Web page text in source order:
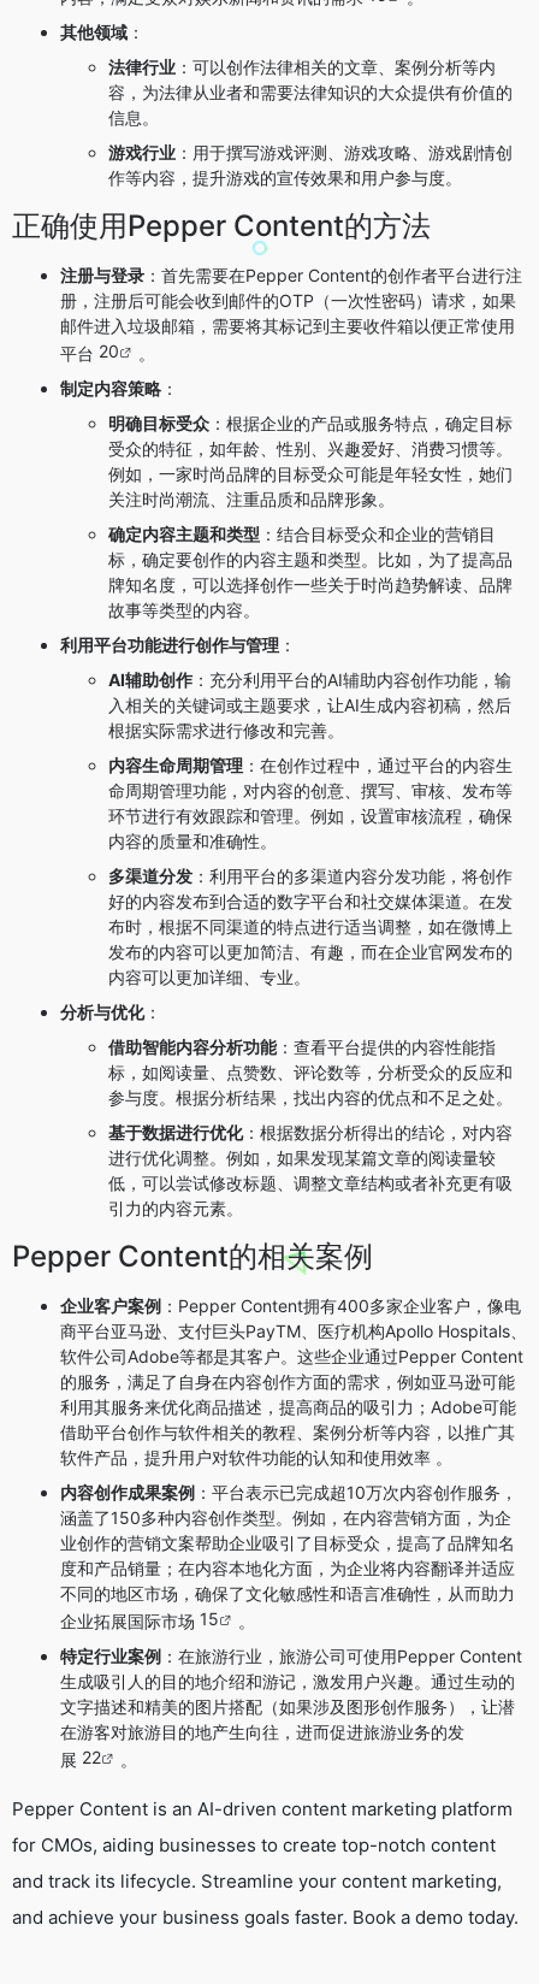
其他领域 ：
法律行业 ：可以创作法律相关的文章、案例分析等内
容，为法律从业者和需要法律知识的大众提供有价值的
信息。
游戏行业 ：用于撰写游戏评测、游戏攻略、游戏剧情创
作等内容，提升游戏的宣传效果和用户参与度。
正确使用Pepper Content的方法
注册与登录 ：首先需要在Pepper Content的创作者平台进行注
册，注册后可能会收到邮件的OTP（一次性密码）请求，如果
邮件进入垃圾邮箱，需要将其标记到主要收件箱以便正常使用
平台 20
。
制定内容策略 ：
明确目标受众 ：根据企业的产品或服务特点，确定目标
受众的特征，如年龄、性别、兴趣爱好、消费习惯等。
例如，一家时尚品牌的目标受众可能是年轻女性，她们
关注时尚潮流、注重品质和品牌形象。
确定内容主题和类型 ：结合目标受众和企业的营销目
标，确定要创作的内容主题和类型。比如，为了提高品
牌知名度，可以选择创作一些关于时尚趋势解读、品牌
故事等类型的内容。
利用平台功能进行创作与管理 ：
AI辅助创作 ：充分利用平台的AI辅助内容创作功能，输
入相关的关键词或主题要求，让AI生成内容初稿，然后
根据实际需求进行修改和完善。
内容生命周期管理 ：在创作过程中，通过平台的内容生
命周期管理功能，对内容的创意、撰写、审核、发布等
环节进行有效跟踪和管理。例如，设置审核流程，确保
内容的质量和准确性。
多渠道分发 ：利用平台的多渠道内容分发功能，将创作
好的内容发布到合适的数字平台和社交媒体渠道。在发
布时，根据不同渠道的特点进行适当调整，如在微博上
发布的内容可以更加简洁、有趣，而在企业官网发布的
内容可以更加详细、专业。
分析与优化：
借助智能内容分析功能：查看平台提供的内容性能指
标，如阅读量、点赞数、评论数等，分析受众的反应和
参与度。根据分析结果，找出内容的优点和不足之处。
基于数据进行优化：根据数据分析得出的结论，对内容
进行优化调整。例如，如果发现某篇文章的阅读量较
低，可以尝试修改标题、调整文章结构或者补充更有吸
引力的内容元素。
Pepper Content的相关案例
企业客户案例 ：Pepper Content拥有400多家企业客户，像电
商平台亚马逊、支付巨头PayTM、医疗机构Apollo Hospitals、
软件公司Adobe等都是其客户。这些企业通过Pepper Content
的服务，满足了自身在内容创作方面的需求，例如亚马逊可能
利用其服务来优化商品描述，提高商品的吸引力；Adobe可能
借助平台创作与软件相关的教程、案例分析等内容，以推广其
软件产品，提升用户对软件功能的认知和使用效率 。
内容创作成果案例 ：平台表示已完成超10万次内容创作服务，
涵盖了150多种内容创作类型。例如，在内容营销方面，为企
业创作的营销文案帮助企业吸引了目标受众，提高了品牌知名
度和产品销量；在内容本地化方面，为企业将内容翻译并适应
不同的地区市场，确保了文化敏感性和语言准确性，从而助力
企业拓展国际市场 15
。
特定行业案例 ：在旅游行业，旅游公司可使用Pepper Content
生成吸引人的目的地介绍和游记，激发用户兴趣。通过生动的
文字描述和精美的图片搭配（如果涉及图形创作服务），让潜
在游客对旅游目的地产生向往，进而促进旅游业务的发
展 22 。
Pepper Content is an AI-driven content marketing platform
for CMOs, aiding businesses to create top-notch content
and track its lifecycle. Streamline your content marketing,
and achieve your business goals faster. Book a demo today.